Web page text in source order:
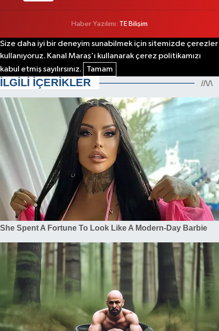
Haber Yazılımı: TE Bilişim
Size daha iyi bir deneyim sunabilmek için sitemizde çerezler
kullanıyoruz. Kanal Maraş'ı kullanarak çerez politikamızı
kabul etmiş sayılırsınız.
Tamam